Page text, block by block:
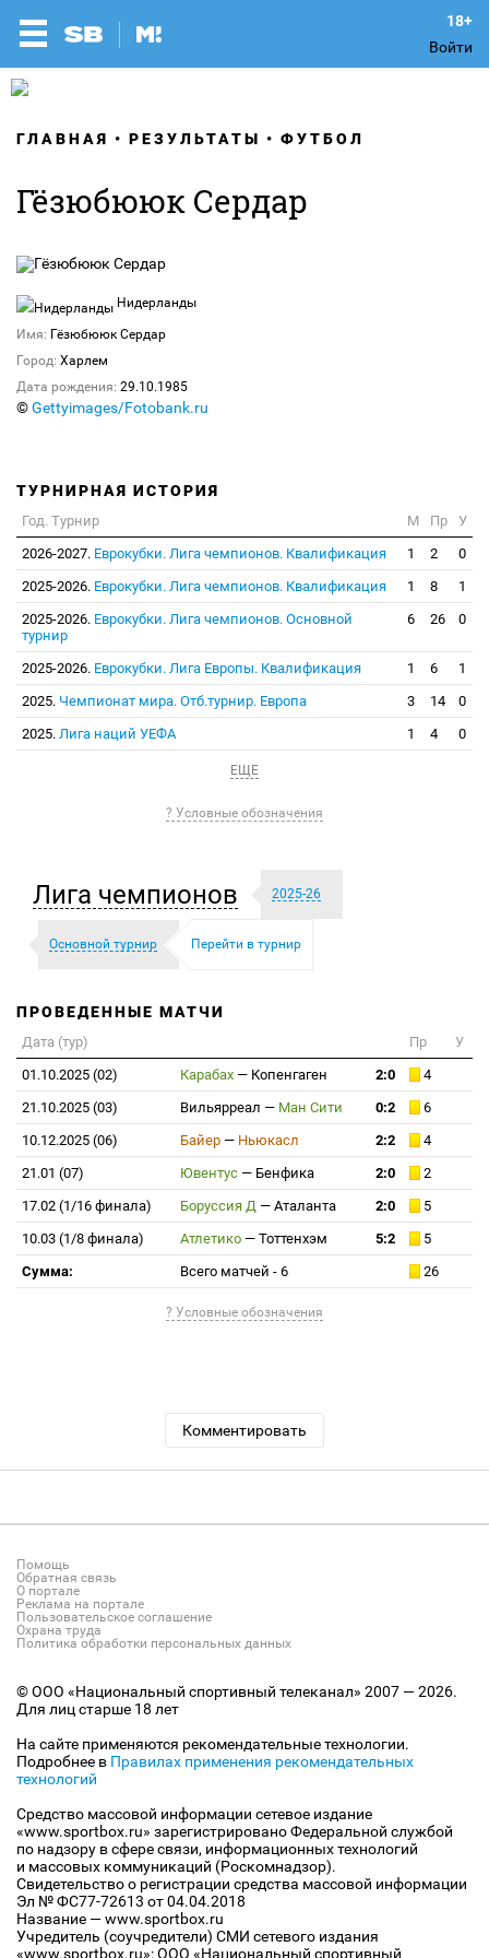
Войти
ГЛАВНАЯ РЕЗУЛЬТАТЫ ФУТБОЛ
Гёзюбююк Сердар
Нидерланды
Имя: Гёзюбююк Сердар
Город: Харлем
Дата рождения: 29.10.1985
©Gettyimages/Fotobank.ru
ТУРНИРНАЯ ИСТОРИЯ
Год. Турнир М Пр
У
2026-2027. Еврокубки. Лига чемпионов. Квалификация 1 2
0
2025-2026. Еврокубки. Лига чемпионов. Квалификация 1 8
1
2025-2026. Еврокубки. Лига чемпионов. Основной
турнир
6 26 0
2025-2026. Еврокубки. Лига Европы. Квалификация 1 6
1
2025. Чемпионат мира. Отб.турнир. Европа 3 14
0
2025. Лига наций УЕФА 1 4 0
ЕЩЕ
? Условные обозначения
Лига чемпионов 2025-26
Основной турнир Перейти в турнир
ПРОВЕДЕННЫЕ МАТЧИ
Дата (тур) Пр
У
01.10.2025 (02)
Карабах — Копенгаген 2:0
4
21.10.2025 (03)
Вильярреал — Ман Сити 0:2
6
10.12.2025 (06)
Байер — Ньюкасл 2:2
4
21.01 (07)
Ювентус — Бенфика 2:0
2
17.02 (1/16 финала)
Боруссия Д — Аталанта 2:0
5
10.03 (1/8 финала)
Атлетико — Тоттенхэм 5:2
5
Сумма:
Всего матчей - 6 26
? Условные обозначения
Комментировать
Помощь
Обратная связь
О портале
Реклама на портале
Пользовательское соглашение
Охрана труда
Политика обработки персональных данных
© ООО «Национальный спортивный телеканал» 2007 — 2026.
Для лиц старше 18 лет
На сайте применяются рекомендательные технологии.
Подробнее в Правилах применения рекомендательных
технологий
Средство массовой информации сетевое издание
«www.sportbox.ru» зарегистрировано Федеральной службой
по надзору в сфере связи, информационных технологий
и массовых коммуникаций (Роскомнадзор).
Свидетельство о регистрации средства массовой информации
Эл № ФС77-72613 от 04.04.2018
Название — www.sportbox.ru
Учредитель (соучредители) СМИ сетевого издания
«www.sportbox.ru»: ООО «Национальный спортивный